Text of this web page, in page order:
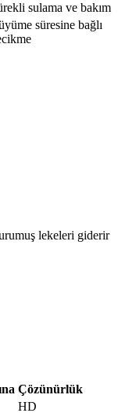
sulama ve bakım
süresine bağlı
lekeleri giderir
Çözünürlük
HD